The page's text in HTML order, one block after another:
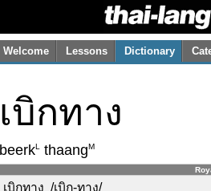
Welcome Lessons Dictionary
เบิกทาง
beerkL thaangM
เบิกทาง /เบิก-ทาง/